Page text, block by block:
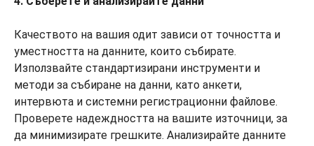
Качеството на вашия одит зависи от точността и
уместността на данните, които събирате.
Използвайте стандартизирани инструменти и
методи за събиране на данни, като анкети,
интервюта и системни регистрационни файлове.
Проверете надеждността на вашите източници, за
да минимизирате грешките. Анализирайте данните